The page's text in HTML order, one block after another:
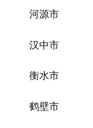
河源市
汉中市
衡水市
鹤壁市